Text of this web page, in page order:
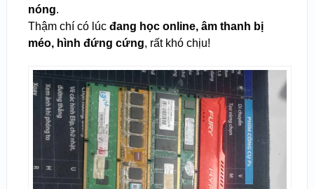
nóng.
Thậm chí có lúc đang học online, âm thanh bị
méo, hình đứng cứng, rất khó chịu!